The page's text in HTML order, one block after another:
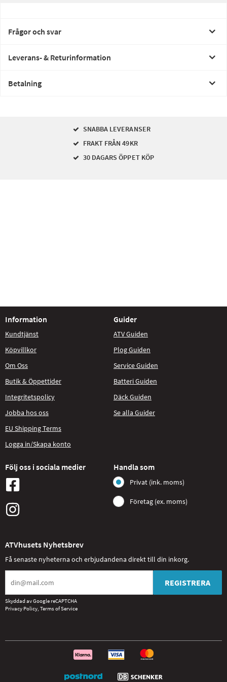
Frågor och svar
Leverans- & Returinformation
Betalning
SNABBA LEVERANSER
FRAKT FRÅN 49KR
30 DAGARS ÖPPET KÖP
Information
Kundtjänst
Köpvillkor
Om Oss
Butik & Öppettider
Integritetspolicy
Jobba hos oss
EU Shipping Terms
Logga in/Skapa konto
Guider
ATV Guiden
Plog Guiden
Service Guiden
Batteri Guiden
Däck Guiden
Se alla Guider
Följ oss i sociala medier Handla som
Privat (ink. moms)
Företag (ex. moms)
ATVhusets Nyhetsbrev
Få senaste nyheterna och erbjudandena direkt till din inkorg.
REGISTRERA
Skyddad av Google reCAPTCHA
Privacy Policy, Terms of Service